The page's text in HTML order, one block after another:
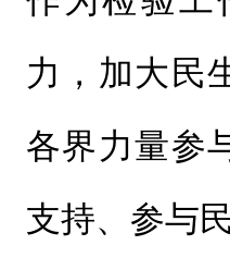
力，加大民
各界力量参
支持、参与